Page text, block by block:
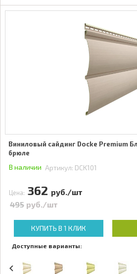
Виниловый сайдинг Docke Premium
брюле
В наличии Артикул: DCK101
Цена: 362 руб./шт
495 руб./шт
КУПИТЬ В 1 КЛИК
Доступные варианты: